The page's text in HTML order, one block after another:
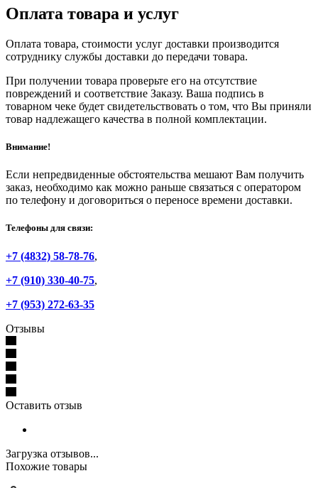
Оплата товара и услуг
Оплата товара, стоимости услуг доставки производится
сотруднику службы доставки до передачи товара.
При получении товара проверьте его на отсутствие
повреждений и соответствие Заказу. Ваша подпись в
товарном чеке будет свидетельствовать о том, что Вы приняли
товар надлежащего качества в полной комплектации.
Внимание!
Если непредвиденные обстоятельства мешают Вам получить
заказ, необходимо как можно раньше связаться с оператором
по телефону и договориться о переносе времени доставки.
Телефоны для связи:
+7 (4832) 58-78-76,
+7 (910) 330-40-75,
+7 (953) 272-63-35
Отзывы
Оставить отзыв
Загрузка отзывов...
Похожие товары